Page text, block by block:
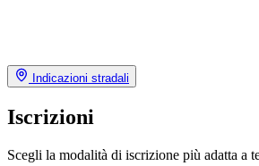
Indicazioni stradali
Iscrizioni
Scegli la modalità di iscrizione più adatta a